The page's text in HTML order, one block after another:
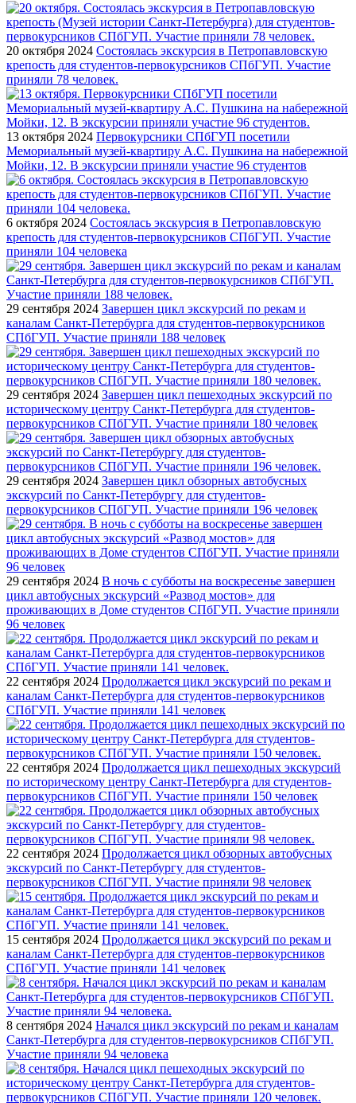
20 октября 2024 Состоялась экскурсия в Петропавловскую
крепость для студентов-первокурсников СПбГУП. Участие
приняли 78 человек.
13 октября 2024 Первокурсники СПбГУП посетили
Мемориальный музей-квартиру А.С. Пушкина на набережной
Мойки, 12. В экскурсии приняли участие 96 студентов
6 октября 2024 Состоялась экскурсия в Петропавловскую
крепость для студентов-первокурсников СПбГУП. Участие
приняли 104 человека
29 сентября 2024 Завершен цикл экскурсий по рекам и
каналам Санкт-Петербурга для студентов-первокурсников
СПбГУП. Участие приняли 188 человек
29 сентября 2024 Завершен цикл пешеходных экскурсий по
историческому центру Санкт-Петербурга для студентов-
первокурсников СПбГУП. Участие приняли 180 человек
29 сентября 2024 Завершен цикл обзорных автобусных
экскурсий по Санкт-Петербургу для студентов-
первокурсников СПбГУП. Участие приняли 196 человек
29 сентября 2024 В ночь с субботы на воскресенье завершен
цикл автобусных экскурсий «Развод мостов» для
проживающих в Доме студентов СПбГУП. Участие приняли
96 человек
22 сентября 2024 Продолжается цикл экскурсий по рекам и
каналам Санкт-Петербурга для студентов-первокурсников
СПбГУП. Участие приняли 141 человек
22 сентября 2024 Продолжается цикл пешеходных экскурсий
по историческому центру Санкт-Петербурга для студентов-
первокурсников СПбГУП. Участие приняли 150 человек
22 сентября 2024 Продолжается цикл обзорных автобусных
экскурсий по Санкт-Петербургу для студентов-
первокурсников СПбГУП. Участие приняли 98 человек
15 сентября 2024 Продолжается цикл экскурсий по рекам и
каналам Санкт-Петербурга для студентов-первокурсников
СПбГУП. Участие приняли 141 человек
8 сентября 2024 Начался цикл экскурсий по рекам и каналам
Санкт-Петербурга для студентов-первокурсников СПбГУП.
Участие приняли 94 человека